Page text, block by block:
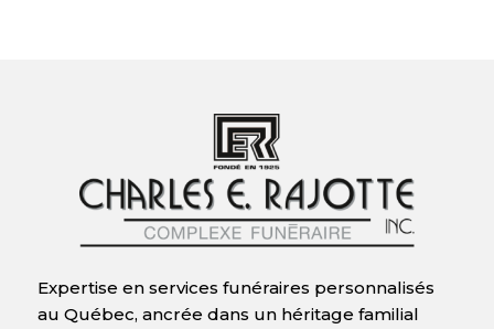
Expertise en services funéraires personnalisés
au Québec, ancrée dans un héritage familial